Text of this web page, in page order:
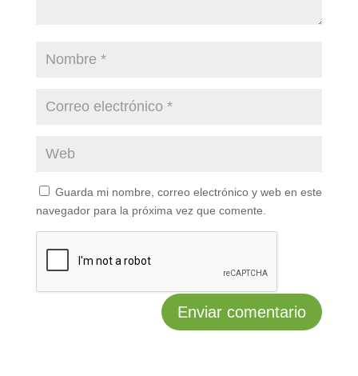
Guarda mi nombre, correo electrónico y web en este
navegador para la próxima vez que comente.